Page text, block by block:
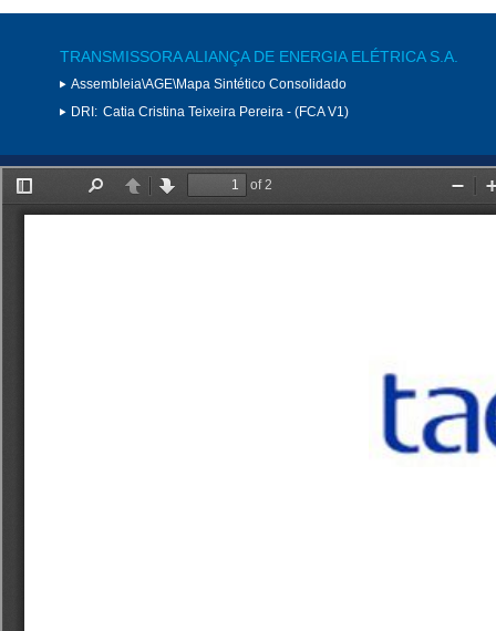
TRANSMISSORA ALIANÇA DE ENERGIA ELÉTRICA S.A.
Assembleia\AGE\Mapa Sintético Consolidado
DRI: Catia Cristina Teixeira Pereira - (FCA V1)